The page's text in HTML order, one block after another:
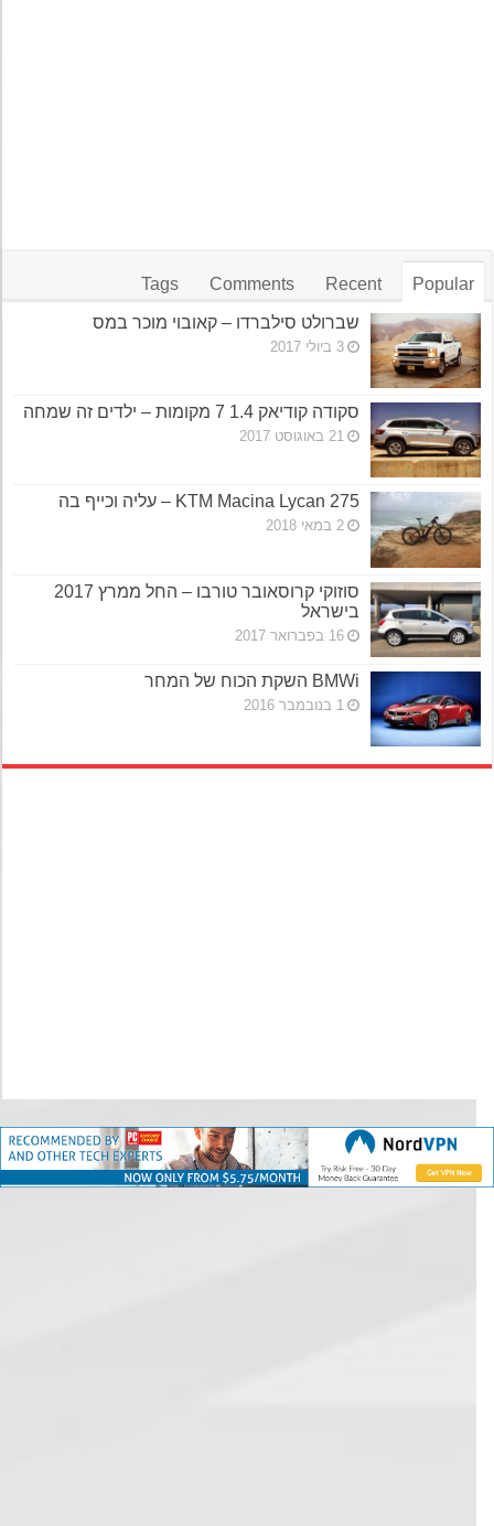
Popular
Recent
Comments
Tags
שברולט סילברדו – קאובוי מוכר במס
3 ביולי 2017
סקודה קודיאק 1.4 7 מקומות – ילדים זה שמחה
21 באוגוסט 2017
KTM Macina Lycan 275 – עליה וכייף בה
2 במאי 2018
סוזוקי קרוסאובר טורבו – החל ממרץ 2017
בישראל
16 בפברואר 2017
BMWi השקת הכוח של המחר
1 בנובמבר 2016